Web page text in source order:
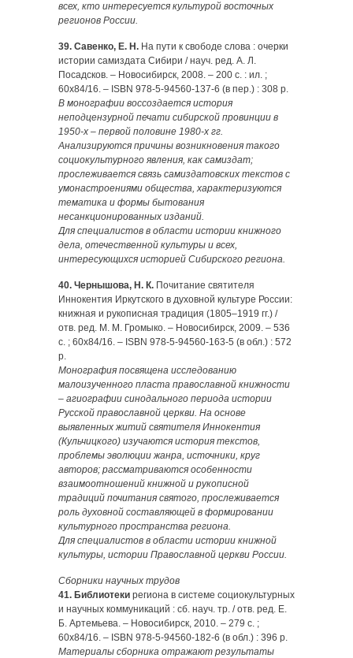
всех, кто интересуется культурой восточных
регионов России.
39. Савенко, Е. Н. На пути к свободе слова : очерки
истории самиздата Сибири / науч. ред. А. Л.
Посадсков. – Новосибирск, 2008. – 200 с. : ил. ;
60х84/16. – ISBN 978-5-94560-137-6 (в пер.) : 308 р.
В монографии воссоздается история
неподцензурной печати сибирской провинции в
1950-х – первой половине 1980-х гг.
Анализируются причины возникновения такого
социокультурного явления, как самиздат;
прослеживается связь самиздатовских текстов с
умонастроениями общества, характеризуются
тематика и формы бытования
несанкционированных изданий.
Для специалистов в области истории книжного
дела, отечественной культуры и всех,
интересующихся историей Сибирского региона.
40. Чернышова, Н. К. Почитание святителя
Иннокентия Иркутского в духовной культуре России:
книжная и рукописная традиция (1805–1919 гг.) /
отв. ред. М. М. Громыко. – Новосибирск, 2009. – 536
с. ; 60х84/16. – ISBN 978-5-94560-163-5 (в обл.) : 572
р.
Монография посвящена исследованию
малоизученного пласта православной книжности
– агиографии синодального периода истории
Русской православной церкви. На основе
выявленных житий святителя Иннокентия
(Кульчицкого) изучаются история текстов,
проблемы эволюции жанра, источники, круг
авторов; рассматриваются особенности
взаимоотношений книжной и рукописной
традиций почитания святого, прослеживается
роль духовной составляющей в формировании
культурного пространства региона.
Для специалистов в области истории книжной
культуры, истории Православной церкви России.
Сборники научных трудов
41. Библиотеки региона в системе социокультурных
и научных коммуникаций : сб. науч. тр. / отв. ред. Е.
Б. Артемьева. – Новосибирск, 2010. – 279 с. ;
60х84/16. – ISBN 978-5-94560-182-6 (в обл.) : 396 р.
Материалы сборника отражают результаты